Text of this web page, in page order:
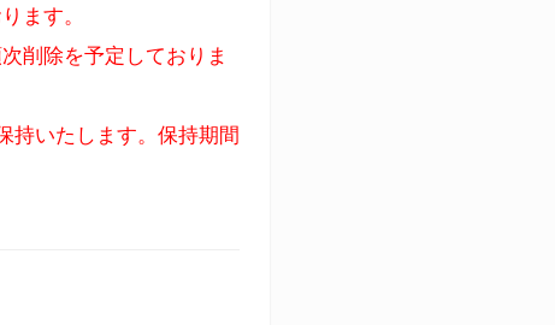
ます。
削除を予定しておりま
持いたします。保持期間